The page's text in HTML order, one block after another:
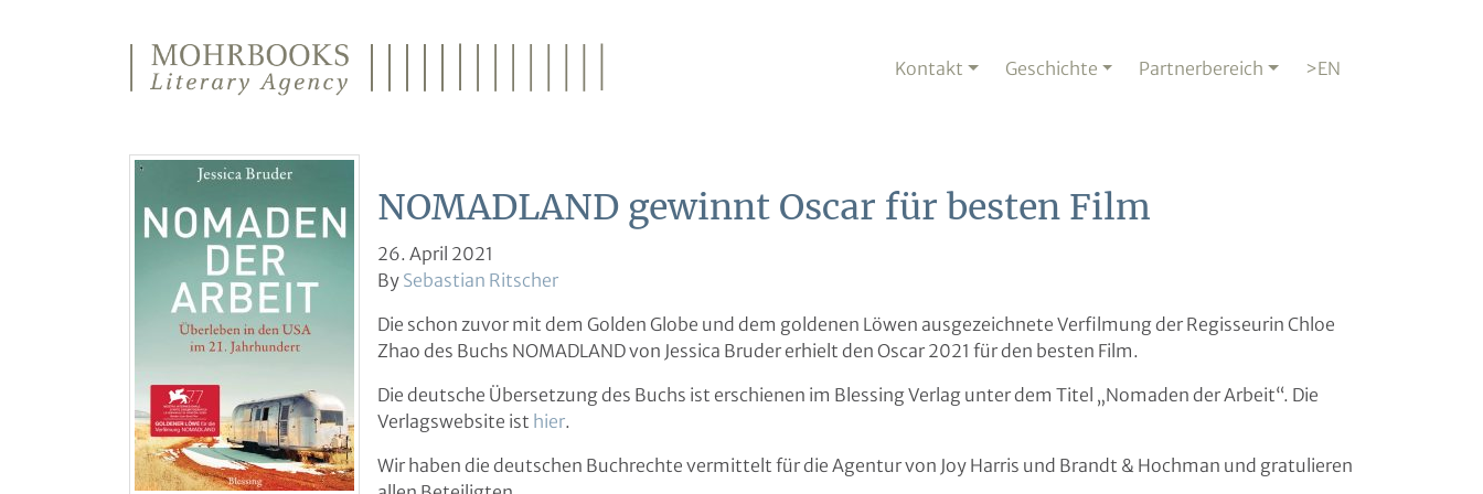
Kontakt Geschichte Partnerbereich >EN
NOMADLAND gewinnt Oscar für besten Film
26. April 2021
By Sebastian Ritscher
Die schon zuvor mit dem Golden Globe und dem goldenen Löwen ausgezeichnete Verfilmung der Regisseurin Chloe
Zhao des Buchs NOMADLAND von Jessica Bruder erhielt den Oscar 2021 für den besten Film.
Die deutsche Übersetzung des Buchs ist erschienen im Blessing Verlag unter dem Titel „Nomaden der Arbeit“. Die
Verlagswebsite ist hier.
Wir haben die deutschen Buchrechte vermittelt für die Agentur von Joy Harris und Brandt & Hochman und gratulieren